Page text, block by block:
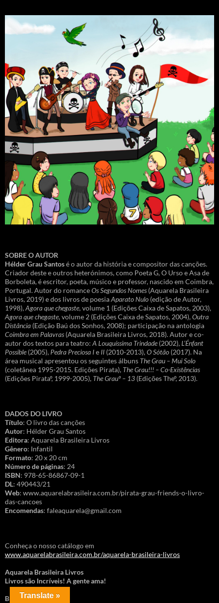
SOBRE O AUTOR
Hélder Grau Santosé o autor da história e compositor das canções.
Criador deste e outros heterónimos, como Poeta G, O Urso e Asa de
Borboleta, é escritor, poeta, músico e professor, nascido em Coimbra,
Portugal. Autor do romanceOs Segundos Nomes (Aquarela Brasileira
Livros, 2019) e dos livros de poesiaAparato Nulo (edição de Autor,
1998),Agora que chegaste, volume 1 (Edições Caixa de Sapatos, 2003),
Agora que chegaste, volume 2 (Edições Caixa de Sapatos, 2004),Outra
Distância (Edição Baú dos Sonhos, 2008); participação na antologia
Coimbra em Palavras (Aquarela Brasileira Livros, 2018). Autor e co-
autor dos textos para teatro: A Louquíssima Trindade (2002),L’Énfant
Possible (2005), Pedra Preciosa Ie II (2010-2013),O Sótão (2017). Na
área musical apresentou os seguintes álbuns The Grau – Mui Solo
(coletânea 1995-2015. Edições Pirata), The Grau!!! – Co-Existências
(Edições Pirataº, 1999-2005), The Grauº – 13 (Edições Theº, 2013).
DADOS DO LIVRO
Título: O livro das canções
Autor: Hélder Grau Santos
Editora: Aquarela Brasileira Livros
Gênero: Infantil
Formato: 20 x 20 cm
Número de páginas: 24
ISBN: 978-65-86867-09-1
DL: 490443/21
Web: www.aquarelabrasileira.com.br/pirata-grau-friends-o-livro-
das-cancoes
Encomendas: faleaquarela@gmail.com
Conheça o nosso catálogo em
www.aquarelabrasileira.com.br/aquarela-brasileira-livros
Aquarela Brasileira Livros
Livros são Incríveis! A gente ama!
Brasil – Portugal
Translate »